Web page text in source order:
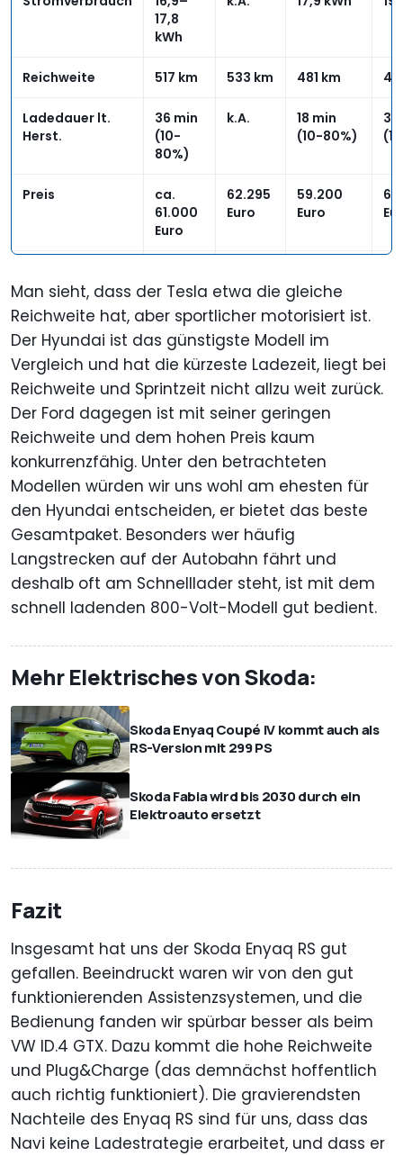
17,8
kWh
Reichweite 517 km 533 km 481 km
Ladedauer lt.
Herst.
36 min
(10-
80%)
k.A.
18 min
(10-80%)
38
Preis
ca.
61.000
Euro
62.295
Euro
59.200
Euro
Anfang
März
2023
Man sieht, dass der Tesla etwa die gleiche
Reichweite hat, aber sportlicher motorisiert ist.
Der Hyundai ist das günstigste Modell im
Vergleich und hat die kürzeste Ladezeit, liegt bei
Reichweite und Sprintzeit nicht allzu weit zurück.
Der Ford dagegen ist mit seiner geringen
Reichweite und dem hohen Preis kaum
konkurrenzfähig. Unter den betrachteten
Modellen würden wir uns wohl am ehesten für
den Hyundai entscheiden, er bietet das beste
Gesamtpaket. Besonders wer häufig
Langstrecken auf der Autobahn fährt und
deshalb oft am Schnelllader steht, ist mit dem
schnell ladenden 800-Volt-Modell gut bedient.
Mehr Elektrisches von Skoda:
Skoda Enyaq Coupé iV kommt auch als
RS-Version mit 299 PS
Skoda Fabia wird bis 2030 durch ein
Elektroauto ersetzt
Fazit
Insgesamt hat uns der Skoda Enyaq RS gut
gefallen. Beeindruckt waren wir von den gut
funktionierenden Assistenzsystemen, und die
Bedienung fanden wir spürbar besser als beim
VW ID.4 GTX. Dazu kommt die hohe Reichweite
und Plug&Charge (das demnächst hoffentlich
auch richtig funktioniert). Die gravierendsten
Nachteile des Enyaq RS sind für uns, dass das
Navi keine Ladestrategie erarbeitet, und dass er